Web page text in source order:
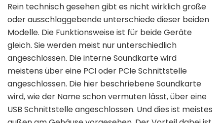
Rein technisch gesehen gibt es nicht wirklich große
oder ausschlaggebende unterschiede dieser beiden
Modelle. Die Funktionsweise ist für beide Geräte
gleich. Sie werden meist nur unterschiedlich
angeschlossen. Die interne Soundkarte wird
meistens über eine PCI oder PCIe Schnittstelle
angeschlossen. Die hier beschriebene Soundkarte
wird, wie der Name schon vermuten lässt, über eine
USB Schnittstelle angeschlossen. Und dies ist meistes